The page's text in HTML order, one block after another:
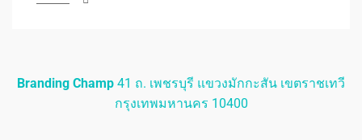
Branding Champ 41 ถ. เพชรบุรี แขวงมักกะสัน เขตราชเทวี
กรุงเทพมหานคร 10400